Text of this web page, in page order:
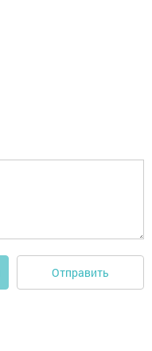
Отправить